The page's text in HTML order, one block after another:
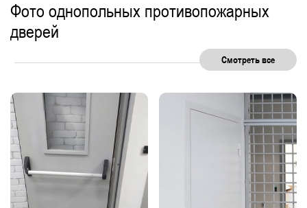
Фото однопольных противопожарных
дверей
Смотреть все